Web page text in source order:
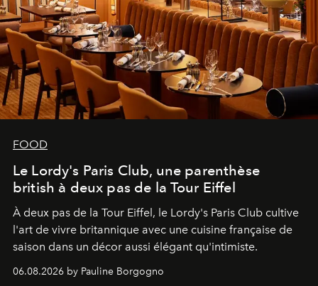
FOOD
Le Lordy's Paris Club, une parenthèse
british à deux pas de la Tour Eiffel
À deux pas de la Tour Eiffel, le Lordy's Paris Club cultive
l'art de vivre britannique avec une cuisine française de
saison dans un décor aussi élégant qu'intimiste.
06.08.2026 by Pauline Borgogno